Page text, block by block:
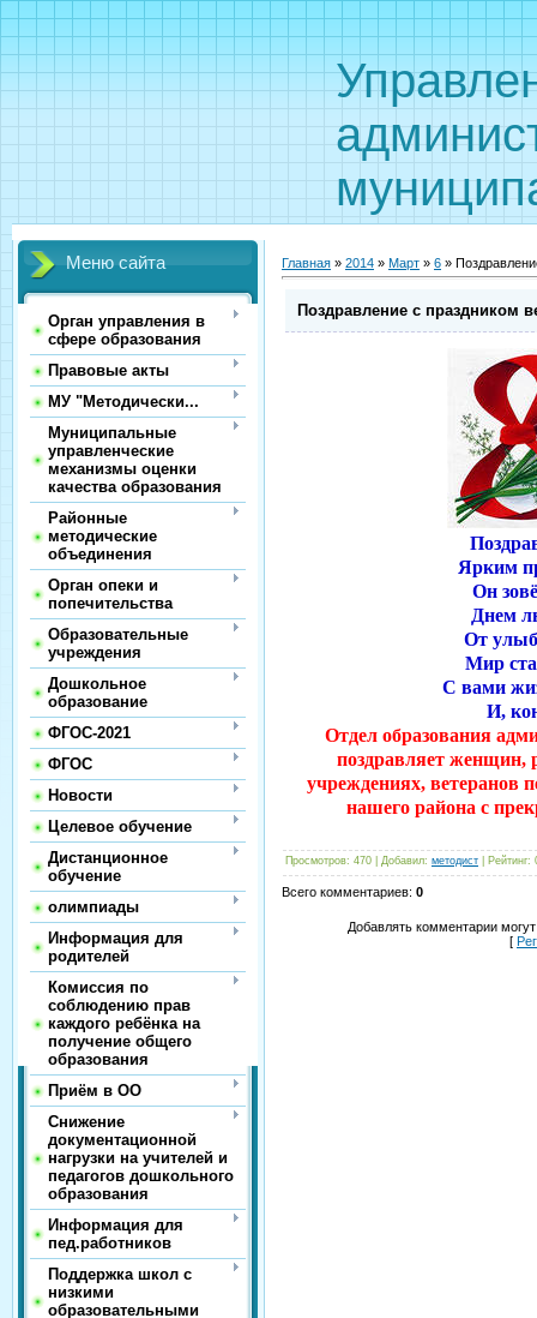
Меню сайта
Орган управления в
сфере образования
Правовые акты
МУ "Методически...
Муниципальные
управленческие
механизмы оценки
качества образования
Районные
методические
объединения
Орган опеки и
попечительства
Образовательные
учреждения
Дошкольное
образование
ФГОС-2021
ФГОС
Новости
Целевое обучение
Дистанционное
обучение
олимпиады
Информация для
родителей
Комиссия по
соблюдению прав
каждого ребёнка на
получение общего
образования
Приём в ОО
Снижение
документационной
нагрузки на учителей и
педагогов дошкольного
образования
Информация для
пед.работников
Поддержка школ с
низкими
образовательными
Главная » 2014 » Март » 6 »
Поздравление с праздником
Ярким
Он
Днем
От
Мир
С вами
И,
Отдел образования
поздравляет женщин,
учреждениях, ветеранов
нашего района с
Просмотров: 470 Добавил: методист Рейтинг:
Всего комментариев: 0
Добавлять комментарии
[